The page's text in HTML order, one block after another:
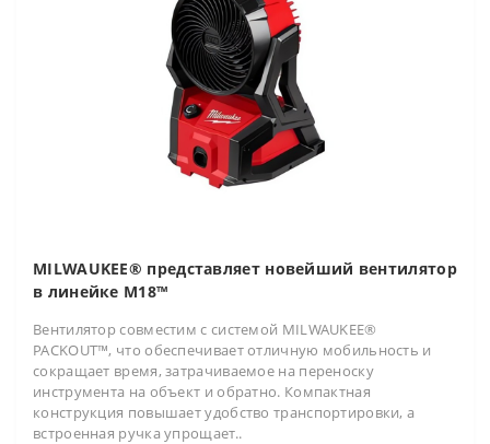
MILWAUKEE® представляет новейший вентилятор
в линейке M18™
Вентилятор совместим с системой MILWAUKEE®
PACKOUT™, что обеспечивает отличную мобильность и
сокращает время, затрачиваемое на переноску
инструмента на объект и обратно. Компактная
конструкция повышает удобство транспортировки, а
встроенная ручка упрощает..